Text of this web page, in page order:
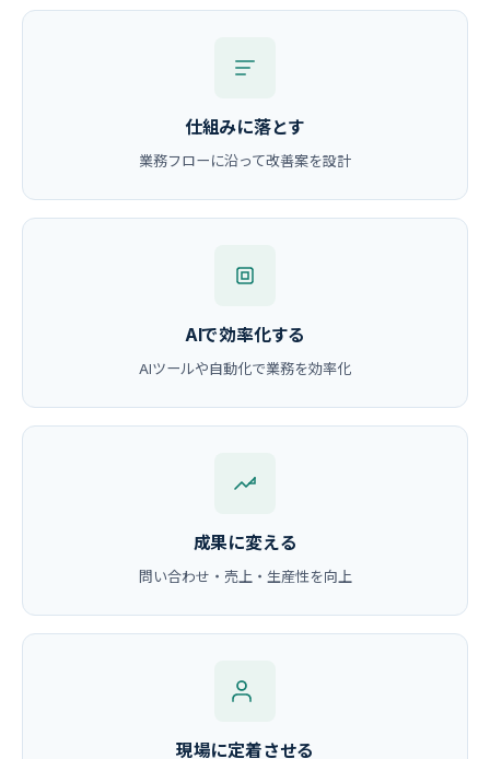
仕組みに落とす
業務フローに沿って改善案を設計
AIで効率化する
AIツールや自動化で業務を効率化
成果に変える
問い合わせ・売上・生産性を向上
現場に定着させる